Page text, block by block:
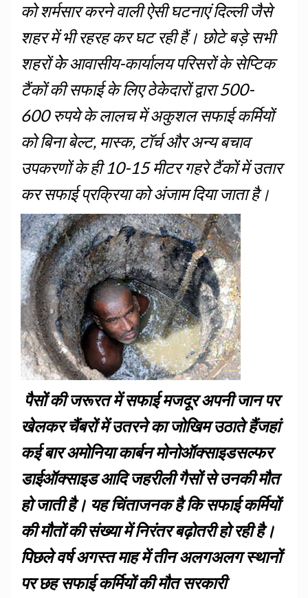
को शर्मसार करने वाली ऐसी घटनाएं दिल्ली जैसे
शहर में भी रहरह कर घट रही हैं। छोटे बड़े सभी
शहरों केे आवासीय-कार्यालय परिसरों के सेप्टिक
टैंकों की सफाई के लिए ठेकेदारों द्वारा 500-
600 रुपये के लालच में अकुशल सफाई कर्मियों
को बिना बेल्ट, मास्क, टॉर्च और अन्य बचाव
उपकरणों के ही 10-15 मीटर गहरे टैंकों में उतार
कर सफाई प्रक्रिया को अंजाम दिया जाता है।
पैसोंकी जरूरत में सफाई मजदूर अपनी जान पर
खेलकर चैंबरों में उतरने का जोखिम उठाते हैंजहां
कई बार अमोनिया कार्बन मोनोऑक्साइडसल्फर
डाईऑक्साइड आदि जहरीली गैसों से उनकी मौत
हो जाती है। यह चिंताजनक है कि सफाई कर्मियों
की मौतों की संख्या में निरंतर बढ़ोतरी हो रही है।
पिछले वर्ष अगस्त माह में तीन अलगअलग स्थानों
पर छह सफाई कर्मियों की मौत सरकारी